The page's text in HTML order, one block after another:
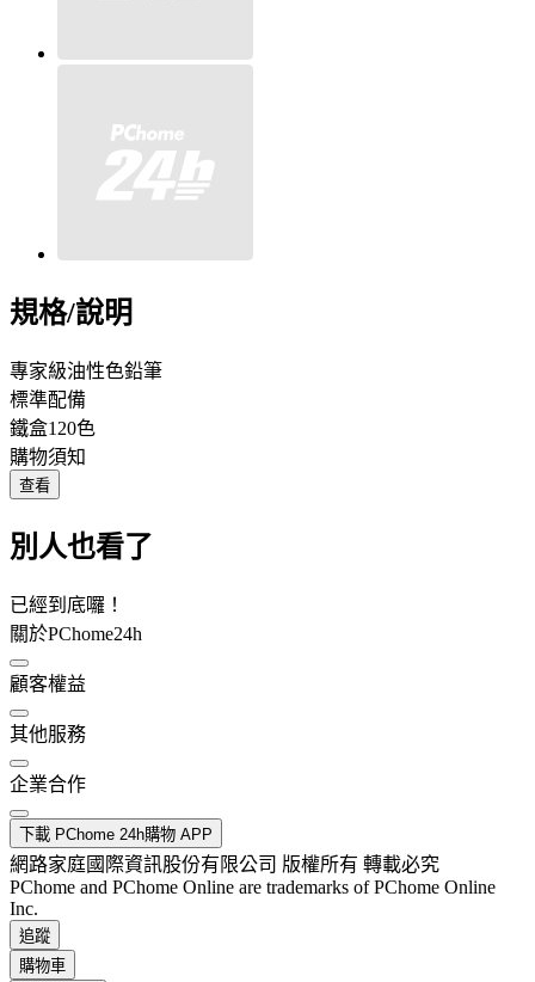
規格/說明
專家級油性色鉛筆
標準配備
鐵盒120色
購物須知
查看
別人也看了
已經到底囉！
關於PChome24h
顧客權益
其他服務
企業合作
下載 PChome 24h購物 APP
網路家庭國際資訊股份有限公司 版權所有 轉載必究
PChome and PChome Online are trademarks of PChome Online
Inc.
追蹤
購物車